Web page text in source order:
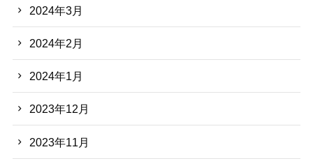
2024年3月
2024年2月
2024年1月
2023年12月
2023年11月